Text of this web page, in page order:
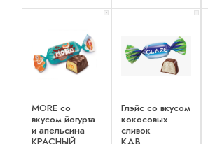
x 1
MORE со
вкусом йогурта
и апельсина
x 2
Глэйс со вкусом
кокосовых
сливок